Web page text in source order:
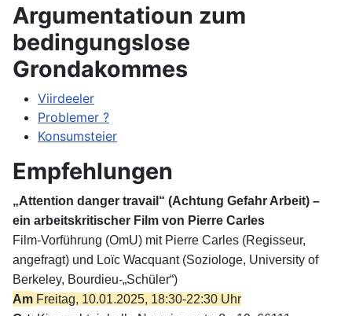
Argumentatioun zum
bedingungslose
Grondakommes
Viirdeeler
Problemer ?
Konsumsteier
Empfehlungen
„Attention danger travail“ (Achtung Gefahr Arbeit) –
ein arbeitskritischer Film von Pierre Carles
Film-Vorführung (OmU) mit Pierre Carles (Regisseur,
angefragt) und Loïc Wacquant (Soziologe, University of
Berkeley, Bourdieu-„Schüler“)
Am Freitag, 10.01.2025, 18:30-22:30 Uhr